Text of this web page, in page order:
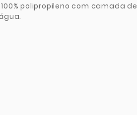
polipropileno com camada de